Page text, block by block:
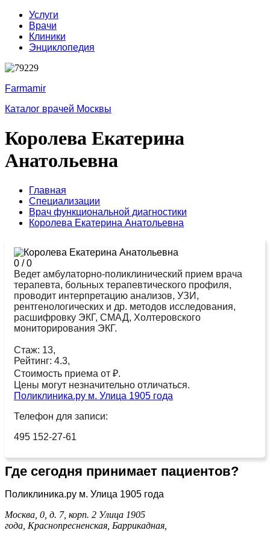
Услуги
Врачи
Клиники
Энциклопедия
Farmamir
Каталог врачей Москвы
Королева Екатерина
Анатольевна
Главная
Специализации
Врач функциональной диагностики
Королева Екатерина Анатольевна
0 /0
Ведет амбулаторно-поликлинический прием врача
терапевта, больных терапевтического профиля,
проводит интерпретацию анализов, УЗИ,
рентгенологических и др. методов исследования,
расшифровку ЭКГ, СМАД, Холтеровского
мониторирования ЭКГ.
Стаж: 13,
Рейтинг: 4.3,
Стоимость приема от ₽.
Цены могут незначительно отличаться.
Поликлиника.ру м. Улица 1905 года
Телефон для записи:
495 152-27-61
Где сегодня принимает пациентов?
Поликлиника.ру м. Улица 1905 года
Москва, 0, д. 7, корп. 2 Улица 1905
года, Краснопресненская, Баррикадная,